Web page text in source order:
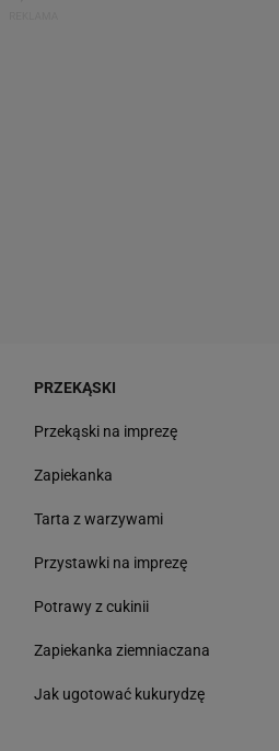
PRZEKĄSKI
Przekąski na imprezę
Zapiekanka
Tarta z warzywami
Przystawki na imprezę
Potrawy z cukinii
Zapiekanka ziemniaczana
Jak ugotować kukurydzę